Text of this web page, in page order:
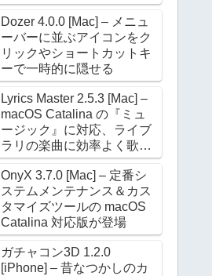
マネージャー
Dozer 4.0.0 [Mac] – メニュ
ーバーに並ぶアイコンをク
リックやショートカットキ
ーで一時的に隠せる
Lyrics Master 2.5.3 [Mac] –
macOS Catalina の『ミュ
ージック』に対応、ライブ
ラリの楽曲に効率よく歌詞
を設定できる
OnyX 3.7.0 [Mac] – 定番シ
ステムメンテナンス＆カス
タマイズツールの macOS
Catalina 対応版が登場
ガチャコン3D 1.2.0
[iPhone] – 昔なつかしのカ